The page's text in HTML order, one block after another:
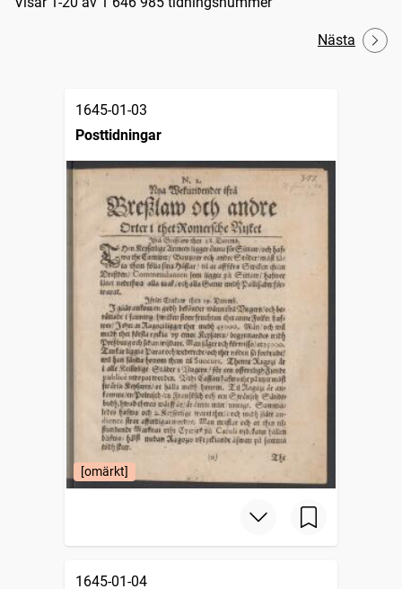
Nästa
1645-01-03
Posttidningar
[omärkt]
1645-01-04